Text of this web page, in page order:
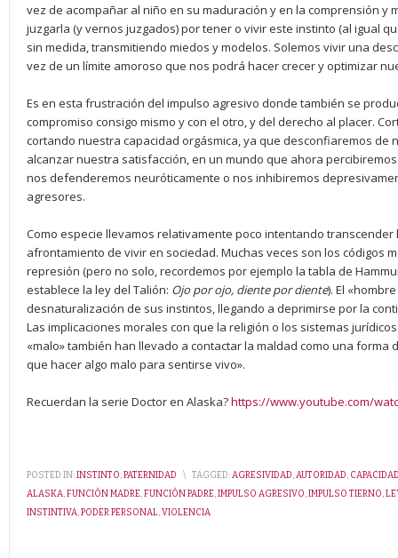
vez de acompañar al niño en su maduración y en la comprensión y
juzgarla (y vernos juzgados) por tener o vivir este instinto (al igual
sin medida, transmitiendo miedos y modelos. Solemos vivir una
vez de un límite amoroso que nos podrá hacer crecer y optimizar
Es en esta frustración del impulso agresivo donde también se
compromiso consigo mismo y con el otro, y del derecho al placer.
cortando nuestra capacidad orgásmica, ya que desconfiaremos de
alcanzar nuestra satisfacción, en un mundo que ahora
nos defenderemos neuróticamente o nos inhibiremos
agresores.
Como especie llevamos relativamente poco intentando
afrontamiento de vivir en sociedad. Muchas veces son los códigos
represión (pero no solo, recordemos por ejemplo la tabla de
establece la ley del Talión: Ojo por ojo, diente por diente). El
desnaturalización de sus instintos, llegando a deprimirse por la
Las implicaciones morales con que la religión o los sistemas
«malo» también han llevado a contactar la maldad como una
que hacer algo malo para sentirse vivo».
Recuerdan la serie Doctor en Alaska?https://www.youtube.com/
POSTED IN:INSTINTO,PATERNIDAD \ TAGGED:AGRESIVIDAD,AUTORIDAD,
ALASKA,FUNCIÓN MADRE,FUNCIÓN PADRE,IMPULSO AGRESIVO,IMPULSO TIERNO,
INSTINTIVA,PODER PERSONAL,VIOLENCIA